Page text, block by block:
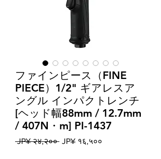
ファインピース（FINE
PIECE）1/2" ギアレスア
ングル インパクトレンチ
[ヘッド幅88mm / 12.7mm
/ 407N・m] PI-1437
JP¥ २४,२०० Regular
JP¥ १६,५००